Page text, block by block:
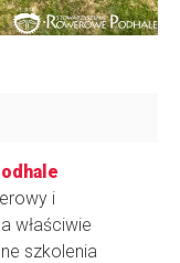
i
właściwie
szkolenia